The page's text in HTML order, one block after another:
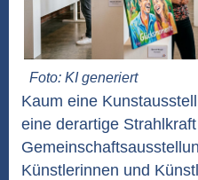
Foto: KI generiert
Kaum eine
eine derartige
Künstlerinnen und